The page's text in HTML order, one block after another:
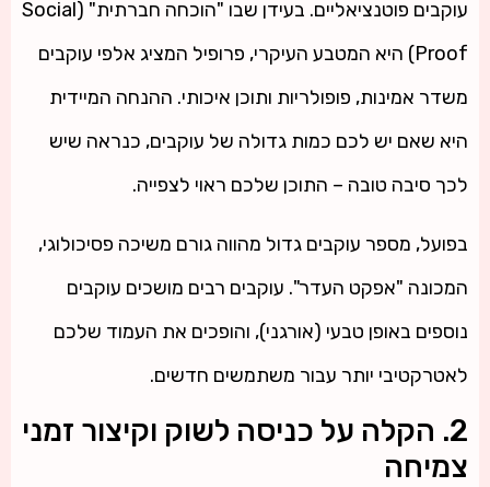
עוקבים פוטנציאליים. בעידן שבו "הוכחה חברתית" (Social
Proof) היא המטבע העיקרי, פרופיל המציג אלפי עוקבים
משדר אמינות, פופולריות ותוכן איכותי. ההנחה המיידית
היא שאם יש לכם כמות גדולה של עוקבים, כנראה שיש
לכך סיבה טובה – התוכן שלכם ראוי לצפייה.
בפועל, מספר עוקבים גדול מהווה גורם משיכה פסיכולוגי,
המכונה "אפקט העדר". עוקבים רבים מושכים עוקבים
נוספים באופן טבעי (אורגני), והופכים את העמוד שלכם
לאטרקטיבי יותר עבור משתמשים חדשים.
2. הקלה על כניסה לשוק וקיצור זמני
צמיחה